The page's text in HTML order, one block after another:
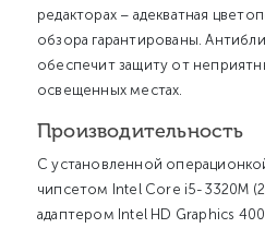
редакторах – адекватная
обзора гарантированы.
обеспечит защиту от
освещенных местах.
Производительность
С установленной
чипсетом Intel Core i5-3320M
адаптером Intel HD Graphics